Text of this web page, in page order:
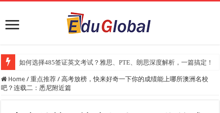
2025年《澳洲金融评论报》大学排名出炉：一份关乎本地就业与声誉的
Home / 重点推荐 / 高考放榜，快来好奇一下你的成绩能上哪所澳洲名校
吧？连载二：悉尼附近篇